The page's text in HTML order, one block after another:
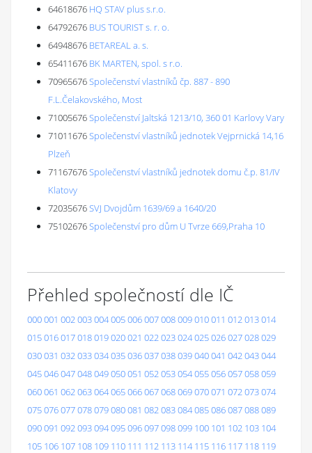
64618676 HQ STAV plus s.r.o.
64792676 BUS TOURIST s. r. o.
64948676 BETAREAL a. s.
65411676 BK MARTEN, spol. s r.o.
70965676Společenství vlastníků čp. 887 - 890
F.L.Čelakovského, Most
71005676Společenství Jaltská 1213/10, 360 01 Karlovy Vary
71011676Společenství vlastníků jednotek Vejprnická 14,16
Plzeň
71167676Společenství vlastníků jednotek domu č.p. 81/IV
Klatovy
72035676SVJ Dvojdům 1639/69 a 1640/20
75102676Společenství pro dům U Tvrze 669,Praha 10
Přehled společností dle IČ
000001 002003004005006007008009010011 012013014
015016017018019020021 022023024025026027028029
030031 032033034035036037038039040041 042043044
045046047048049050051 052053054055056057058059
060061 062063064065066067068069070071 072073074
075076077078079080081 082083084085086087088089
090091 092093094095096097098099 100 101 102 103 104
105 106 107 108 109 110 111 112 113 114 115 116 117 118 119